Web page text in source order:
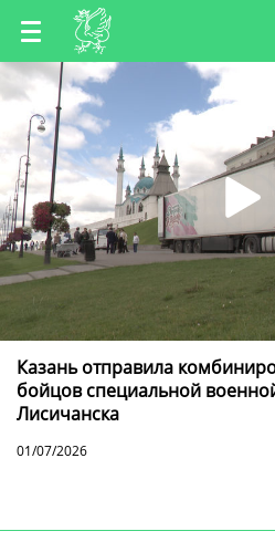
RU
TT
Казань отправила
бойцов специальной
Лисичанска
01/07/2026